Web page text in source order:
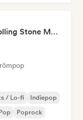
Pablo Monroy (Editor Rolling Stone México)
/ Lo-fi
Indiepop
Poprock